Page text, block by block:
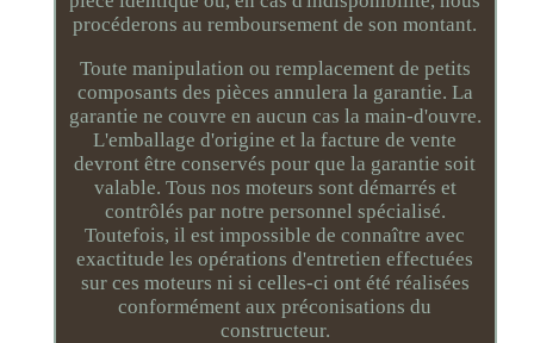
procéderons au remboursement de son montant.
Toute manipulation ou remplacement de petits
composants des pièces annulera la garantie. La
garantie ne couvre en aucun cas la main-d'ouvre.
L'emballage d'origine et la facture de vente
devront être conservés pour que la garantie soit
valable. Tous nos moteurs sont démarrés et
contrôlés par notre personnel spécialisé.
Toutefois, il est impossible de connaître avec
exactitude les opérations d'entretien effectuées
sur ces moteurs ni si celles-ci ont été réalisées
conformément aux préconisations du
constructeur.